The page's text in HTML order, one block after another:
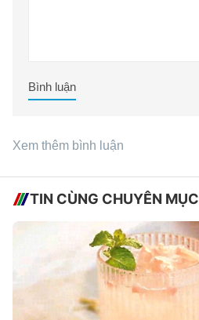
Bình luận
Xem thêm bình luận
TIN CÙNG CHUYÊN MỤC